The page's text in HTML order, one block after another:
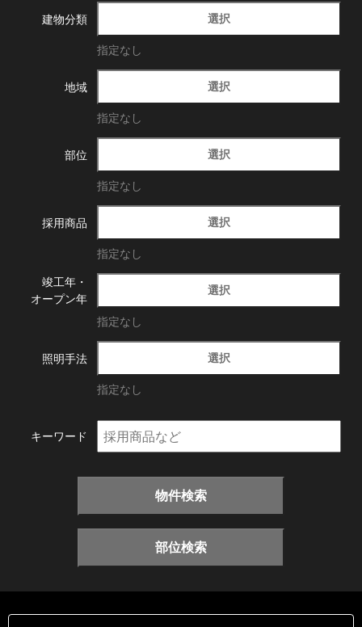
建物分類 選択
指定なし
地域 選択
指定なし
部位 選択
指定なし
採用商品 選択
指定なし
竣工年・
オープン年
選択
指定なし
照明手法 選択
指定なし
キーワード
物件検索
部位検索